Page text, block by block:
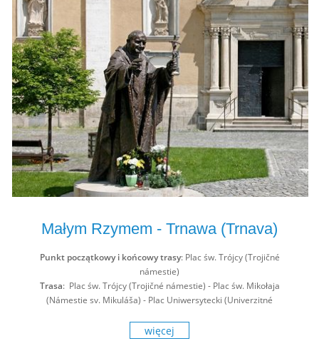
Małym Rzymem - Trnawa (Trnava)
Punkt początkowy i końcowy trasy: Plac św. Trójcy (Trojičné
námestie)
Trasa: Plac św. Trójcy (Trojičné námestie) - Plac św. Mikołaja
(Námestie sv. Mikuláša) - Plac Uniwersytecki (Univerzitné
więcej